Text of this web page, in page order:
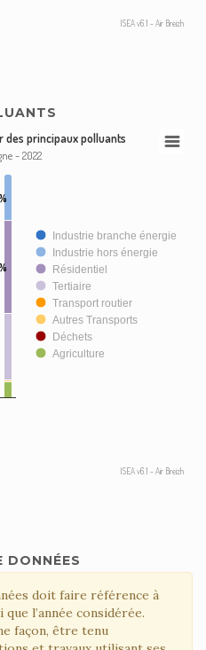
ISEA v6.1 - Air Breizh
des principaux polluants
- 2022
Industrie branche énergie
Industrie hors énergie
Résidentiel
Tertiaire
Transport routier
Autres Transports
Déchets
Agriculture
ISEA v6.1 - Air Breizh
DONNÉES
doit faire référence à
que l’année considérée.
façon, être tenu